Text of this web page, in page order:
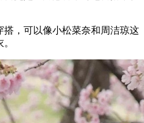
，可以像小松菜奈和周洁琼这